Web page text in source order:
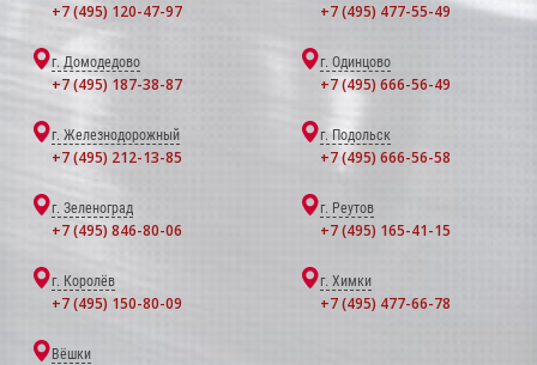
+7 (495) 120-47-97 +7 (495) 477-55-49
г. Домодедово
+7 (495) 187-38-87
г. Одинцово
+7 (495) 666-56-49
г. Железнодорожный
+7 (495) 212-13-85
г. Подольск
+7 (495) 666-56-58
г. Зеленоград
+7 (495) 846-80-06
г. Реутов
+7 (495) 165-41-15
г. Королёв
+7 (495) 150-80-09
г. Химки
+7 (495) 477-66-78
Вёшки